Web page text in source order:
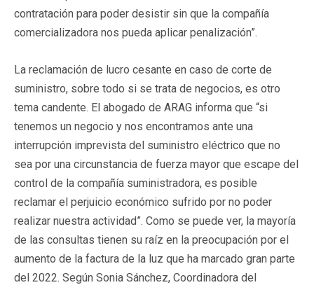
contratación para poder desistir sin que la compañía
comercializadora nos pueda aplicar penalización”.
La reclamación de lucro cesante en caso de corte de
suministro, sobre todo si se trata de negocios, es otro
tema candente. El abogado de ARAG informa que “si
tenemos un negocio y nos encontramos ante una
interrupción imprevista del suministro eléctrico que no
sea por una circunstancia de fuerza mayor que escape del
control de la compañía suministradora, es posible
reclamar el perjuicio económico sufrido por no poder
realizar nuestra actividad”. Como se puede ver, la mayoría
de las consultas tienen su raíz en la preocupación por el
aumento de la factura de la luz que ha marcado gran parte
del 2022. Según Sonia Sánchez, Coordinadora del